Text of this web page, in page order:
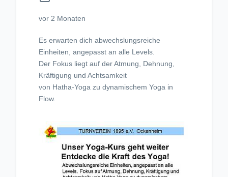
vor 2 Monaten
Es erwarten dich abwechslungsreiche
Einheiten, angepasst an alle Levels.
Der Fokus liegt auf der Atmung, Dehnung,
Kräftigung und Achtsamkeit
von Hatha-Yoga zu dynamischem Yoga in
Flow.